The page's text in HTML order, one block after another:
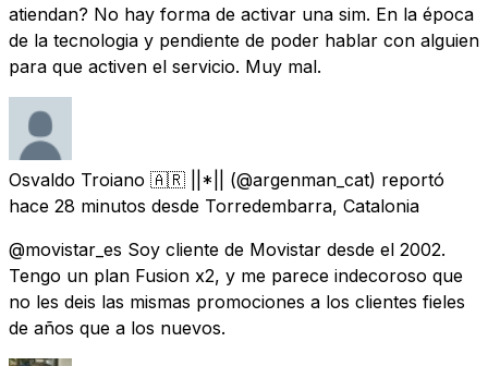
atiendan? No hay forma de activar una sim. En la época
de la tecnologia y pendiente de poder hablar con alguien
para que activen el servicio. Muy mal.
Osvaldo Troiano 🇦🇷 ||*||
(@argenman_cat) reportó
hace 28 minutos desde Torredembarra, Catalonia
@movistar_es Soy cliente de Movistar desde el 2002.
Tengo un plan Fusion x2, y me parece indecoroso que
no les deis las mismas promociones a los clientes fieles
de años que a los nuevos.